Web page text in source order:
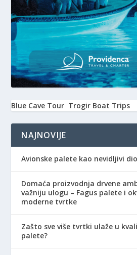
Blue Cave Tour Trogir Boat Trips
NAJNOVIJE
Avionske palete kao nevidljivi
Domaća proizvodnja drvene
važniju ulogu – Fagus palete i
moderne tvrtke
Zašto sve više tvrtki ulaže u
palete?